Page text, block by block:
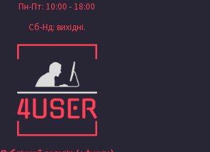
Пн-Пт: 10:00 - 18:00
Сб-Нд: вихідні.